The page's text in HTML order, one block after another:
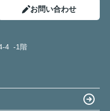
お問い合わせ
4 -1階